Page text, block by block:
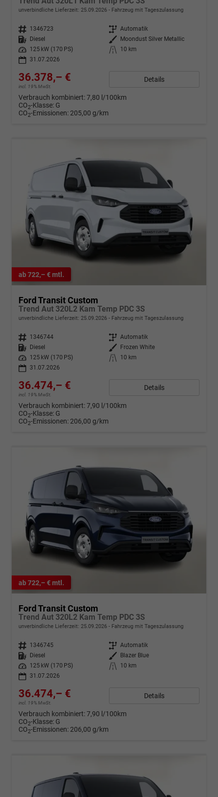
unverbindliche Lieferzeit: 25.09.2026 Fahrzeug mit Tageszulassung
Fahrzeugnr. 1346723 Getriebe Automatik
Kraftstoff
Diesel Außenfarbe
Moondust Silver Metallic
Leistung
125 kW (170 PS) Kilometerstand
10 km
31.07.2026
36.378,– €
incl. 19% MwSt.
Details
Verbrauch kombiniert:7,80 l/100km
CO2-Klasse: G
CO2-Emissionen: 205,00 g/km
ab 722,– € mtl.
Ford Transit Custom
Trend Aut 320L2 Kam Temp PDC 3S
unverbindliche Lieferzeit: 25.09.2026 Fahrzeug mit Tageszulassung
Fahrzeugnr. 1346744 Getriebe Automatik
Kraftstoff
Diesel Außenfarbe
Frozen White
Leistung
125 kW (170 PS) Kilometerstand
10 km
31.07.2026
36.474,– €
incl. 19% MwSt.
Details
Verbrauch kombiniert:7,90 l/100km
CO2-Klasse: G
CO2-Emissionen: 206,00 g/km
ab 722,– € mtl.
Ford Transit Custom
Trend Aut 320L2 Kam Temp PDC 3S
unverbindliche Lieferzeit: 25.09.2026 Fahrzeug mit Tageszulassung
Fahrzeugnr. 1346745 Getriebe Automatik
Kraftstoff
Diesel Außenfarbe
Blazer Blue
Leistung
125 kW (170 PS) Kilometerstand
10 km
31.07.2026
36.474,– €
incl. 19% MwSt.
Details
Verbrauch kombiniert:7,90 l/100km
CO2-Klasse: G
CO2-Emissionen: 206,00 g/km